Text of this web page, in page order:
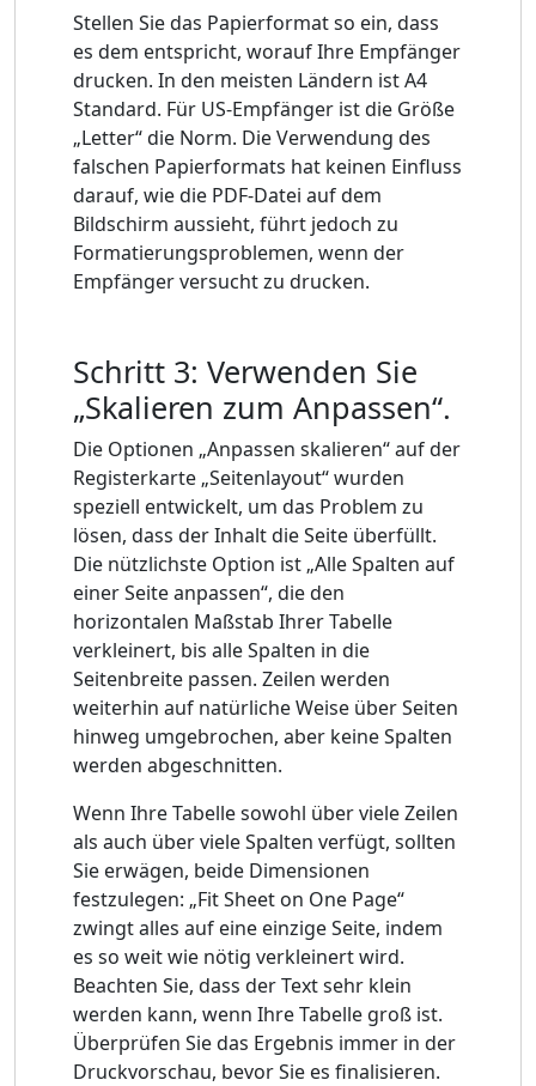
Stellen Sie das Papierformat so ein, dass
es dem entspricht, worauf Ihre Empfänger
drucken. In den meisten Ländern ist A4
Standard. Für US-Empfänger ist die Größe
„Letter“ die Norm. Die Verwendung des
falschen Papierformats hat keinen Einfluss
darauf, wie die PDF-Datei auf dem
Bildschirm aussieht, führt jedoch zu
Formatierungsproblemen, wenn der
Empfänger versucht zu drucken.
Schritt 3: Verwenden Sie
„Skalieren zum Anpassen“.
Die Optionen „Anpassen skalieren“ auf der
Registerkarte „Seitenlayout“ wurden
speziell entwickelt, um das Problem zu
lösen, dass der Inhalt die Seite überfüllt.
Die nützlichste Option ist „Alle Spalten auf
einer Seite anpassen“, die den
horizontalen Maßstab Ihrer Tabelle
verkleinert, bis alle Spalten in die
Seitenbreite passen. Zeilen werden
weiterhin auf natürliche Weise über Seiten
hinweg umgebrochen, aber keine Spalten
werden abgeschnitten.
Wenn Ihre Tabelle sowohl über viele Zeilen
als auch über viele Spalten verfügt, sollten
Sie erwägen, beide Dimensionen
festzulegen: „Fit Sheet on One Page“
zwingt alles auf eine einzige Seite, indem
es so weit wie nötig verkleinert wird.
Beachten Sie, dass der Text sehr klein
werden kann, wenn Ihre Tabelle groß ist.
Überprüfen Sie das Ergebnis immer in der
Druckvorschau, bevor Sie es finalisieren.